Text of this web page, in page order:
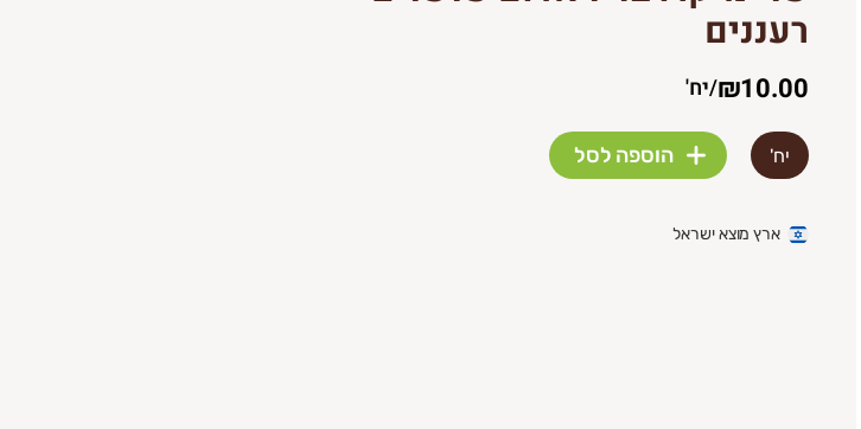
רעננים
₪10.00
/יח'
יח' הוספה לסל
ארץ מוצא ישראל